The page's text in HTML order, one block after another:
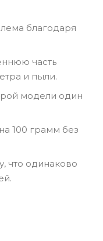
благодаря
часть
и пыли.
модели один
100 грамм без
что одинаково